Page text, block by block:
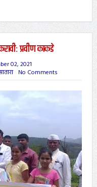
प्रवीण काकडे
02, 2021
No Comments